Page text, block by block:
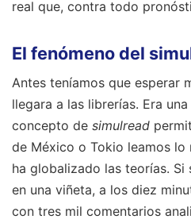
real que, contra todo
El fenómeno del
Antes teníamos que esperar
llegara a las librerías. Era
concepto de simulread
de México o Tokio leamos lo
ha globalizado las teorías. Si
en una viñeta, a los diez
con tres mil comentarios